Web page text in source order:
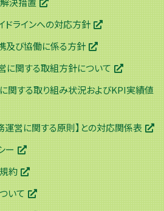
ドラインへの対応方針
及び協働に係る方針
に関する取組方針について
関する取り組み状況およびKPI実績値
営に関する原則】との対応関係表
ー
約
いて